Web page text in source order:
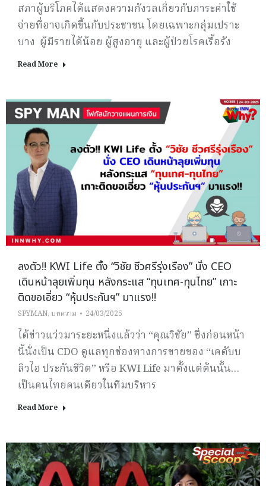
สภาผู้บริโภคได้แสดงความกังวลเกี่ยวกับภาระค่าใช้
จ่ายที่อาจเกิดขึ้นกับประชาชน โดยเฉพาะกลุ่มเปราะ
บาง ผู้มีรายได้น้อย ผู้สูงอายุ และผู้ป่วยโรคเรื้อรัง
Read More
ลงตัว!! KWI Life ตั้ง “วิชัย ชีวศรีรุ่งเรือง” นั่ง CEO
เดินหน้าลุยเพิ่มทุน หลังกระแส “ทุนเทศ-ทุนไทย” เกาะ
ติดขอเอี่ยว “หุ้นประกันฯ” มาแรง!!
SPYMAN, บทความ 24/03/2025
ได้ข่าวแว่วมาระยะหนึ่งแล้วว่า “คุณวิชัย” ซึ่งก่อนหน้า
นี้นั่งเป็น CDO ดูแลทุกช่องทางการขายของ “เคดับบ
ลิวไอ ประกันชีวิต” หรือ KWI Life มาตั้งแต่ต้นนั้น…
เป็นคนไทยคนเดียวในทีมบริหาร
Read More